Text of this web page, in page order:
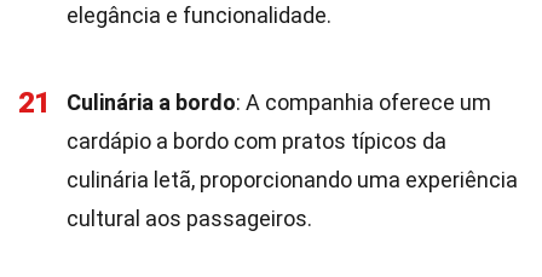
elegância e funcionalidade.
21 Culinária a bordo: A companhia oferece um
cardápio a bordo com pratos típicos da
culinária letã, proporcionando uma experiência
cultural aos passageiros.